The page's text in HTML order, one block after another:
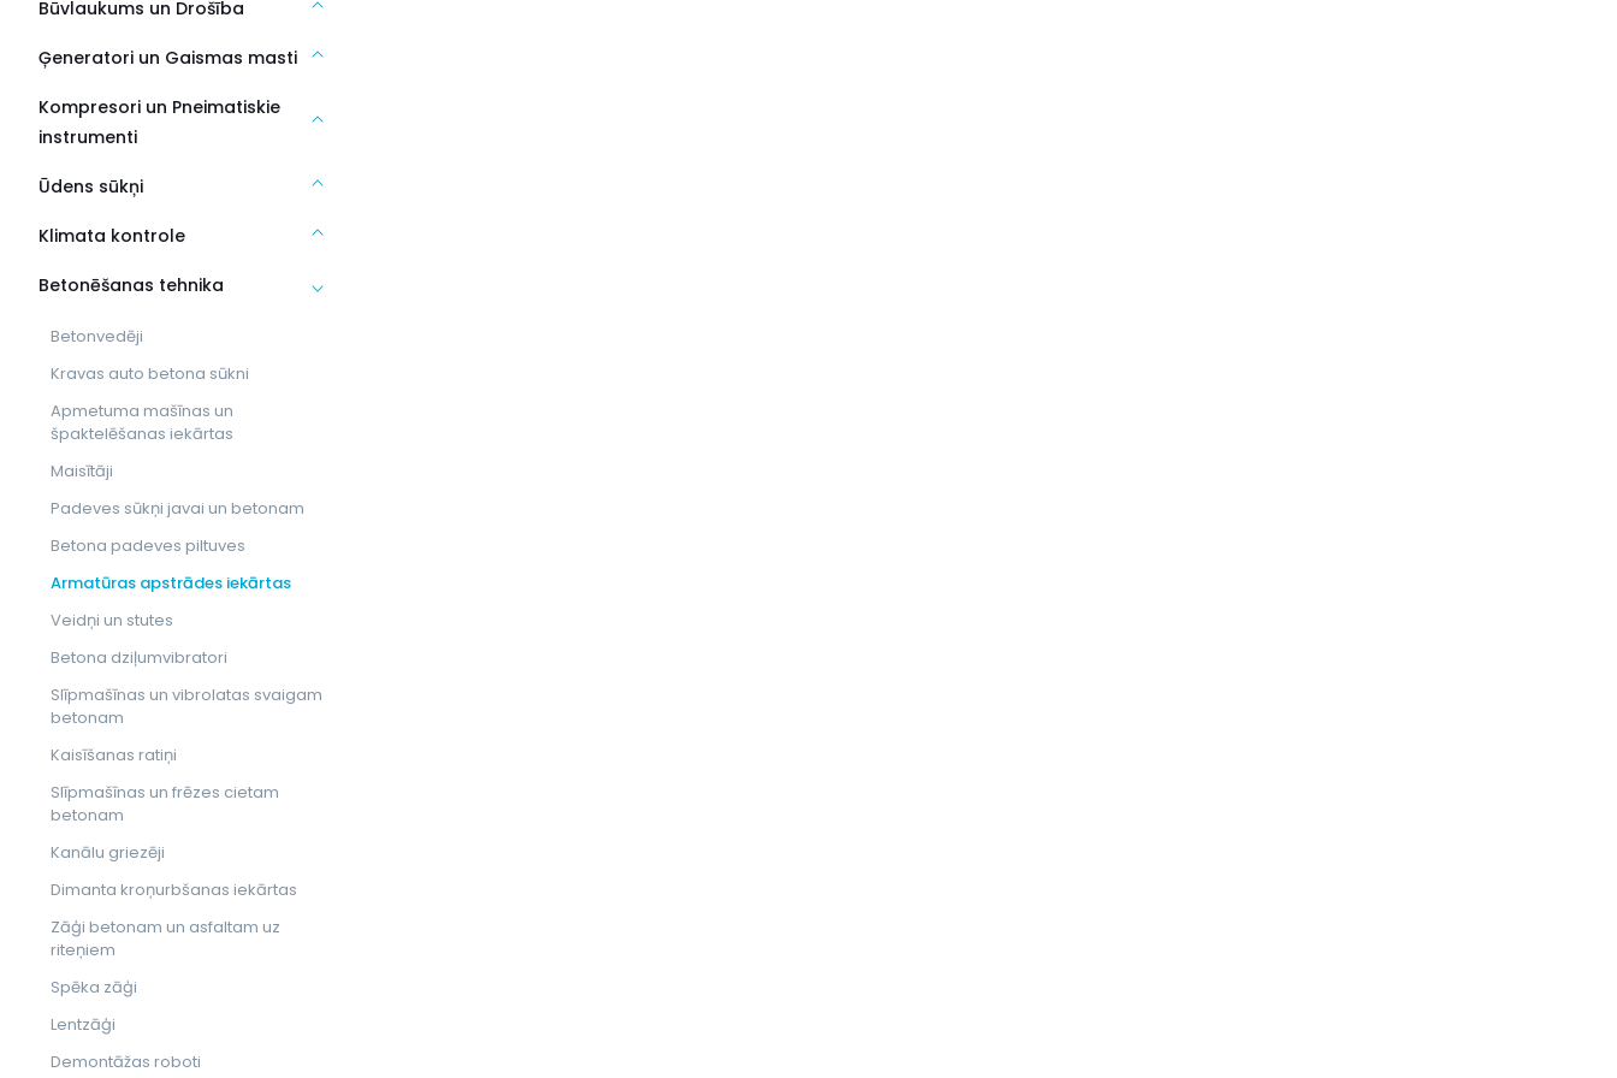
Būvlaukums un Drošība
Ģeneratori un Gaismas masti
Kompresori un Pneimatiskie
instrumenti
Ūdens sūkņi
Klimata kontrole
Betonēšanas tehnika
Betonvedēji
Kravas auto betona sūkni
Apmetuma mašīnas un
špaktelēšanas iekārtas
Maisītāji
Padeves sūkņi javai un betonam
Betona padeves piltuves
Armatūras apstrādes iekārtas
Veidņi un stutes
Betona dziļumvibratori
Slīpmašīnas un vibrolatas svaigam
betonam
Kaisīšanas ratiņi
Slīpmašīnas un frēzes cietam
betonam
Kanālu griezēji
Dimanta kroņurbšanas iekārtas
Zāģi betonam un asfaltam uz
riteņiem
Spēka zāģi
Lentzāģi
Demontāžas roboti